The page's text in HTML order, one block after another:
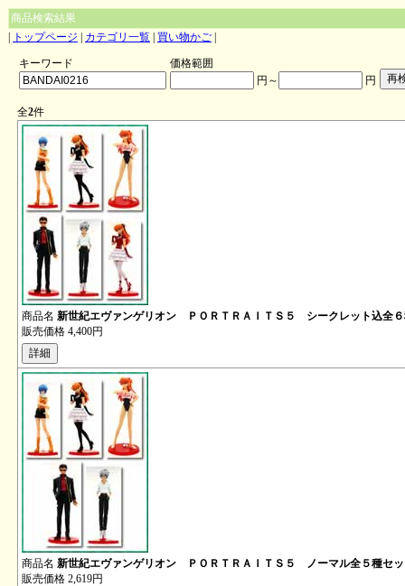
商品検索結果
トップページ カテゴリ一覧 買い物かご
キーワード
価格範囲
円～
円
全2件
商品名 新世紀エヴァンゲリオン ＰＯＲＴＲＡＩＴＳ５ シークレット込全
販売価格 4,400円
商品名 新世紀エヴァンゲリオン ＰＯＲＴＲＡＩＴＳ５ ノーマル全５種セ
販売価格 2,619円